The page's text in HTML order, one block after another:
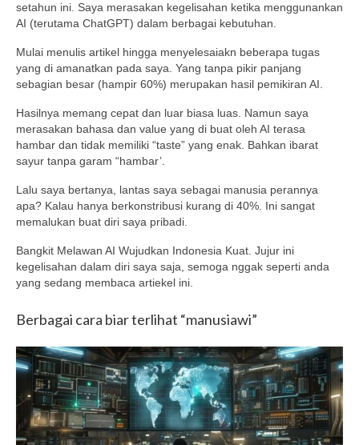
setahun ini. Saya merasakan kegelisahan ketika menggunankan
AI (terutama ChatGPT) dalam berbagai kebutuhan.
Mulai menulis artikel hingga menyelesaiakn beberapa tugas
yang di amanatkan pada saya. Yang tanpa pikir panjang
sebagian besar (hampir 60%) merupakan hasil pemikiran AI.
Hasilnya memang cepat dan luar biasa luas. Namun saya
merasakan bahasa dan value yang di buat oleh AI terasa
hambar dan tidak memiliki “taste” yang enak. Bahkan ibarat
sayur tanpa garam “hambar’.
Lalu saya bertanya, lantas saya sebagai manusia perannya
apa? Kalau hanya berkonstribusi kurang di 40%. Ini sangat
memalukan buat diri saya pribadi.
Bangkit Melawan AI Wujudkan Indonesia Kuat. Jujur ini
kegelisahan dalam diri saya saja, semoga nggak seperti anda
yang sedang membaca artiekel ini.
Berbagai cara biar terlihat “manusiawi”